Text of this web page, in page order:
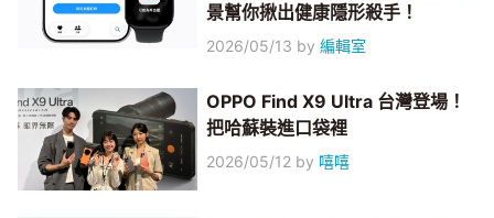
景幫你揪出健康隱形殺手！
2026/05/13 by編輯室
OPPO Find X9 Ultra 台灣登場！
把哈蘇裝進口袋裡
2026/05/12 by 嘻嘻